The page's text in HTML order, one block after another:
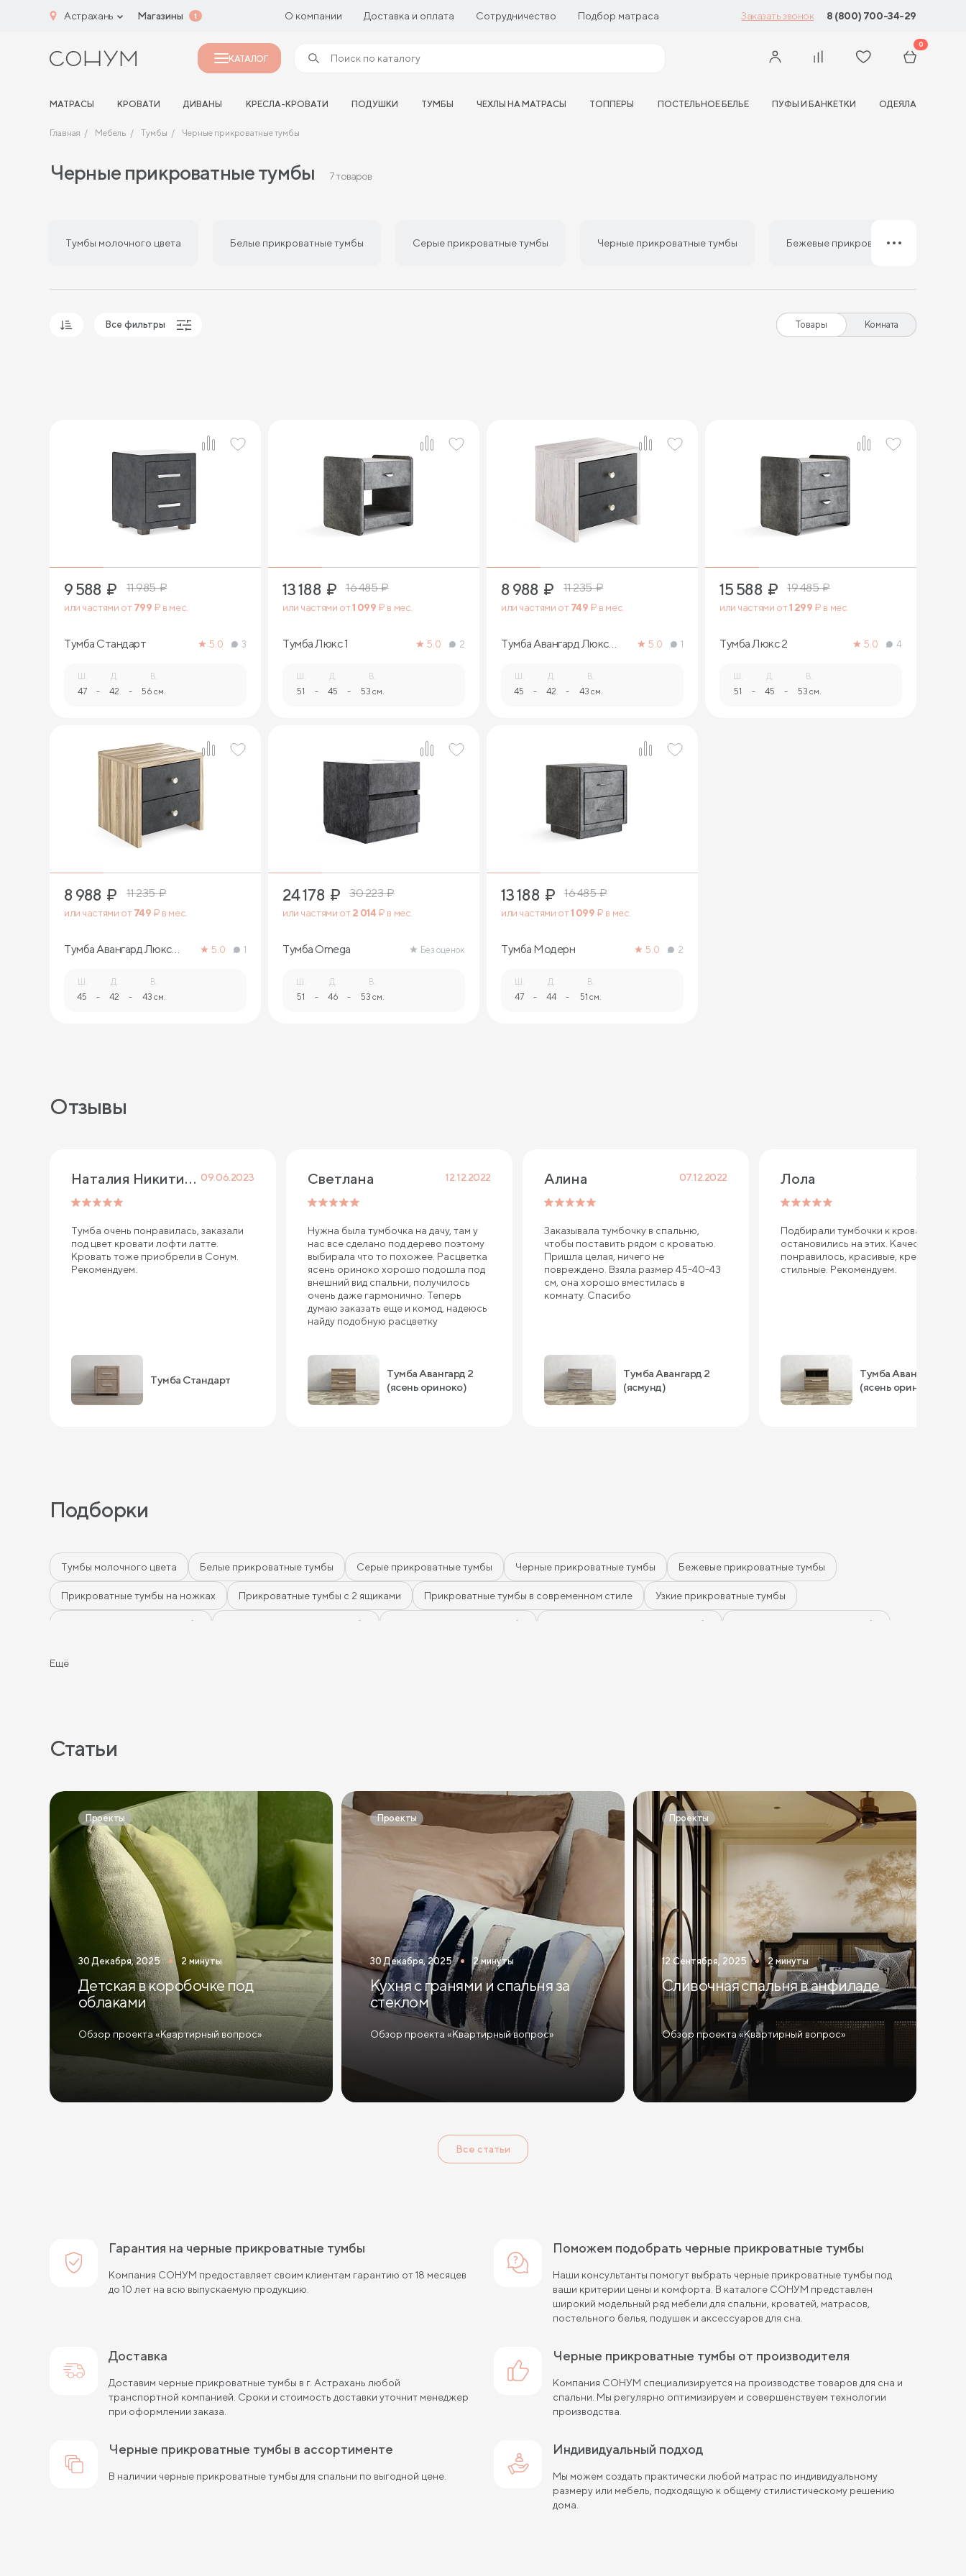
Астрахань Магазины 1 О компании Доставка и оплата Сотрудничество Подбор матраса Заказать звонок 8 (800) 700-34-29
КАТАЛОГ
0
МАТРАСЫ КРОВАТИ ДИВАНЫ КРЕСЛА-КРОВАТИ ПОДУШКИ ТУМБЫ ЧЕХЛЫ НА МАТРАСЫ ТОППЕРЫ ПОСТЕЛЬНОЕ БЕЛЬЕ ПУФЫ И БАНКЕТКИ ОДЕЯЛА
Главная Мебель Тумбы Черные прикроватные тумбы
Черные прикроватные тумбы 7 товаров
Тумбы молочного цвета Белые прикроватные тумбы Серые прикроватные тумбы Черные прикроватные тумбы Бежевые прикроватные тумбы
Все фильтры Товары Комната
9 588 ₽ 11 985₽
или частями от799 ₽ в мес.
Тумба Стандарт 5.0 3
Ш.
47 -
Д.
42 -
В.
56 см.
13 188 ₽ 16 485₽
или частями от1 099 ₽ в мес.
Тумба Люкс 1 5.0 2
Ш.
51 -
Д.
45 -
В.
53 см.
8 988 ₽ 11 235₽
или частями от749 ₽ в мес.
Тумба Авангард Люкс
5.0 1
Ш.
45 -
Д.
42 -
В.
43 см.
15 588 ₽ 19 485₽
или частями от1 299 ₽ в мес.
Тумба Люкс 2 5.0 4
Ш.
51 -
Д.
45 -
В.
53 см.
8 988 ₽ 11 235₽
или частями от749 ₽ в мес.
Тумба Авангард Люкс
5.0 1
Ш.
45 -
Д.
42 -
В.
43 см.
24 178 ₽ 30 223₽
или частями от2 014 ₽ в мес.
Тумба Omega Без оценок
Ш.
51 -
Д.
46 -
В.
53 см.
13 188 ₽ 16 485₽
или частями от1 099 ₽ в мес.
Тумба Модерн 5.0 2
Ш.
47 -
Д.
44 -
В.
51 см.
Отзывы
Наталия Никитина 09.06.2023
Тумба очень понравилась, заказали
под цвет кровати лофти латте.
Кровать тоже приобрели в Сонум.
Рекомендуем.
Тумба Стандарт
Светлана 12.12.2022
Нужна была тумбочка на дачу, там у
нас все сделано под дерево поэтому
выбирала что то похожее. Расцветка
ясень ориноко хорошо подошла под
внешний вид спальни, получилось
очень даже гармонично. Теперь
думаю заказать еще и комод, надеюсь
найду подобную расцветку
Тумба Авангард 2
(ясень ориноко)
Алина 07.12.2022
Заказывала тумбочку в спальню,
чтобы поставить рядом с кроватью.
Пришла целая, ничего не
повреждено. Взяла размер 45-40-43
см, она хорошо вместилась в
комнату. Спасибо
Тумба Авангард 2
(ясмунд)
Лола 05.11.2022
Подбирали тумбочки к кровати,
остановились на этих. Качество
понравилось, красивые, крепкие и
стильные. Рекомендуем.
Тумба Авангард 1
(ясень ориноко)
Подборки
Тумбы молочного цвета Белые прикроватные тумбы Серые прикроватные тумбы Черные прикроватные тумбы Бежевые прикроватные тумбы
Прикроватные тумбы на ножках Прикроватные тумбы с 2 ящиками Прикроватные тумбы в современном стиле Узкие прикроватные тумбы
Темные прикроватные тумбы Зеленые прикроватные тумбы Синие прикроватные тумбы Коричневые прикроватные тумбы Светлые прикроватные тумбы
Ещё
Статьи
Проекты
30 Декабря, 2025 2 минуты
Детская в коробочке под
облаками
Обзор проекта «Квартирный вопрос»
Проекты
30 Декабря, 2025 2 минуты
Кухня с гранями и спальня за
стеклом
Обзор проекта «Квартирный вопрос»
Проекты
12 Сентября, 2025 2 минуты
Сливочная спальня в анфиладе
Обзор проекта «Квартирный вопрос»
Все статьи
Гарантия на черные прикроватные тумбы
Компания СОНУМ предоставляет своим клиентам гарантию от 18 месяцев
до 10 лет на всю выпускаемую продукцию.
Поможем подобрать черные прикроватные тумбы
Наши консультанты помогут выбрать черные прикроватные тумбы под
ваши критерии цены и комфорта. В каталоге СОНУМ представлен
широкий модельный ряд мебели для спальни, кроватей, матрасов,
постельного белья, подушек и аксессуаров для сна.
Доставка
Доставим черные прикроватные тумбы в г. Астрахань любой
транспортной компанией. Сроки и стоимость доставки уточнит менеджер
при оформлении заказа.
черные прикроватные тумбы от производителя
Компания СОНУМ специализируется на производстве товаров для сна и
спальни. Мы регулярно оптимизируем и совершенствуем технологии
производства.
черные прикроватные тумбы в ассортименте
В наличии черные прикроватные тумбы для спальни по выгодной цене.
Индивидуальный подход
Мы можем создать практически любой матрас по индивидуальному
размеру или мебель, подходящую к общему стилистическому решению
дома.